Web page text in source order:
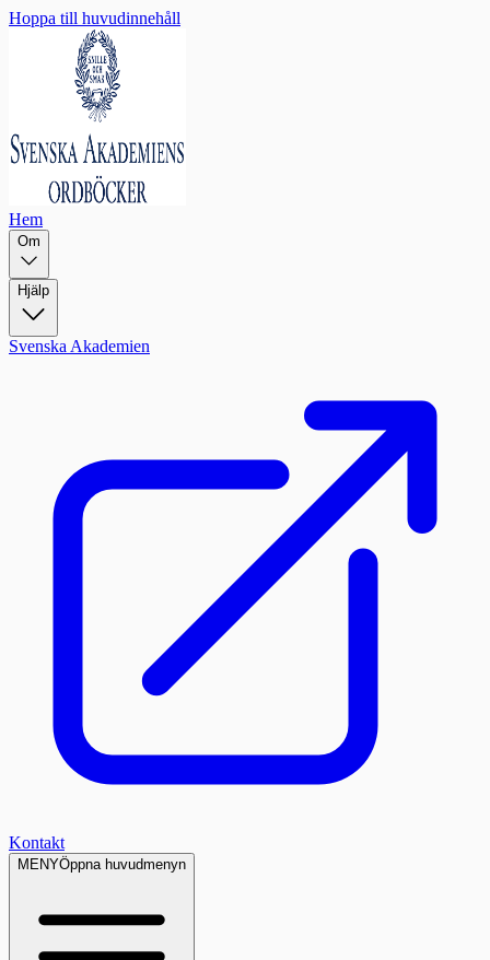
Hoppa till huvudinnehåll
Hem
Om
Hjälp
Svenska Akademien
Kontakt
MENYÖppna huvudmenyn